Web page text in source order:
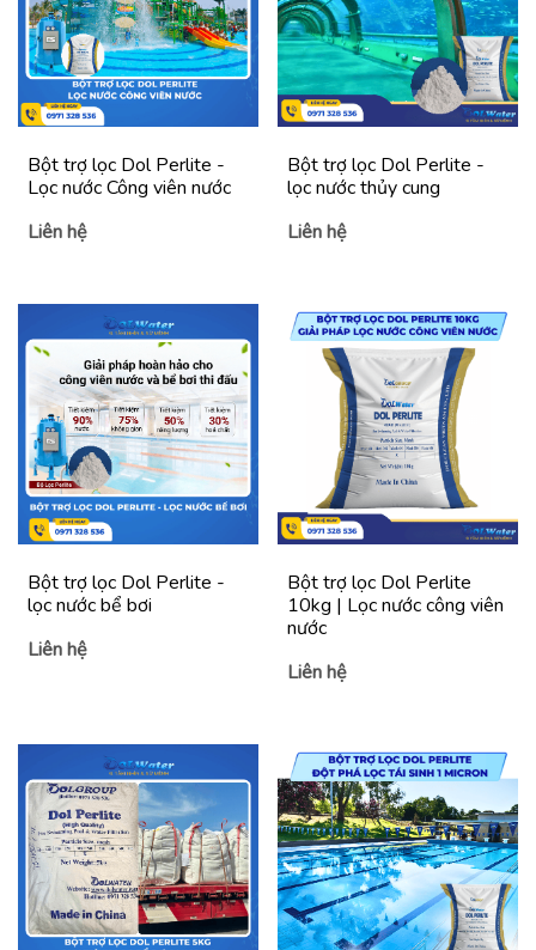
Bột trợ lọc Dol Perlite -
Lọc nước Công viên nước
Liên hệ
Bột trợ lọc Dol Perlite -
lọc nước thủy cung
Liên hệ
Bột trợ lọc Dol Perlite -
lọc nước bể bơi
Liên hệ
Bột trợ lọc Dol Perlite
10kg | Lọc nước công viên
nước
Liên hệ